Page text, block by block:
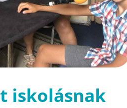
iskolásnak